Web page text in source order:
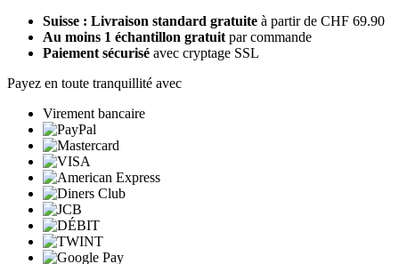
Suisse : Livraison standard gratuite à partir de CHF 69.90
Au moins 1 échantillon gratuitpar commande
Paiement sécurisé avec cryptage SSL
Payez en toute tranquillité avec
Virement bancaire